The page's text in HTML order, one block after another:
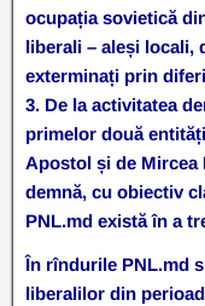
ocupația sovietică
liberali – aleși locali,
exterminați prin
3. De la activitatea
primelor două
Apostol și de Mircea
demnă, cu obiectiv
PNL.md există în a
În rîndurile PNL.md
liberalilor din